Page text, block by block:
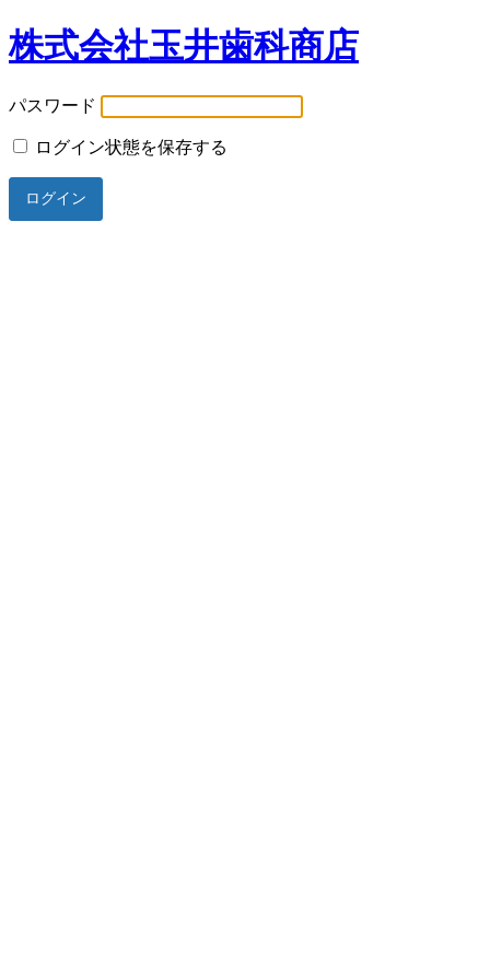
株式会社玉井歯科商店
パスワード
ログイン状態を保存する